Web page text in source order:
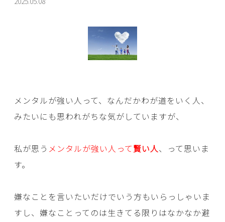
メンタルが強い人って、なんだかわが道をいく人、
みたいにも思われがちな気がしていますが、
私が思う メンタルが強い人って賢い人、って思いま
す。
嫌なことを言いたいだけでいう方もいらっしゃいま
すし、嫌なことってのは生きてる限りはなかなか避